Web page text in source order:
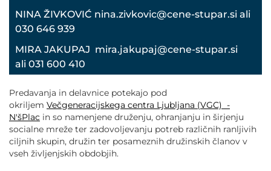
NINA ŽIVKOVIĆ nina.zivkovic@cene-stupar.si ali
030 646 939
MIRA JAKUPAJ mira.jakupaj@cene-stupar.si
ali 031 600 410
Predavanja in delavnice potekajo pod
okriljem Večgeneracijskega centra Ljubljana (VGC) -
N'šPlac in so namenjene druženju, ohranjanju in širjenju
socialne mreže ter zadovoljevanju potreb različnih ranljivih
ciljnih skupin, družin ter posameznih družinskih članov v
vseh življenjskih obdobjih.